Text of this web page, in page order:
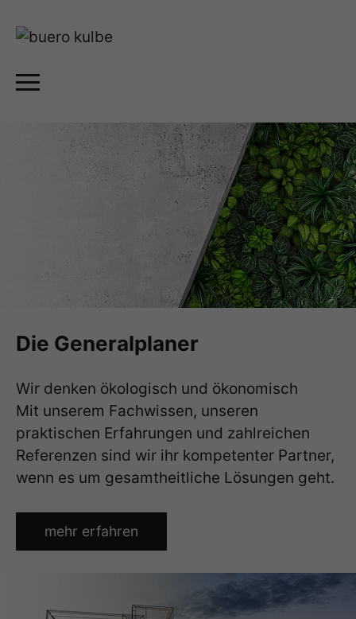
Die Generalplaner
Wir denken ökologisch und ökonomisch
Mit unserem Fachwissen, unseren
praktischen Erfahrungen und zahlreichen
Referenzen sind wir ihr kompetenter Partner,
wenn es um gesamtheitliche Lösungen geht.
mehr erfahren